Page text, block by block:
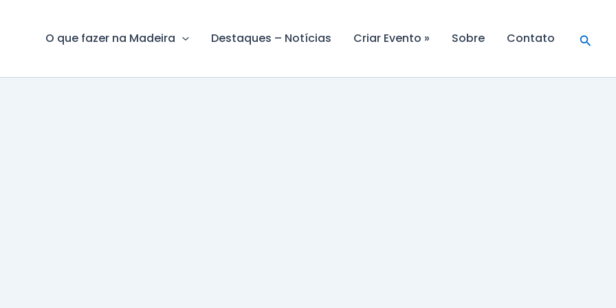
O que fazer na Madeira Destaques – Notícias Criar Evento » Sobre Contato